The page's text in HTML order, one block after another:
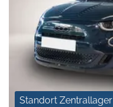
Standort Zentrallager